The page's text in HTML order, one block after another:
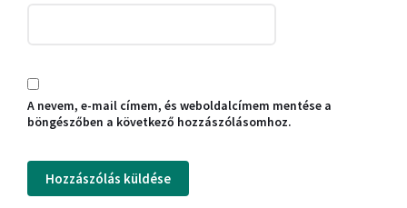
A nevem, e-mail címem, és weboldalcímem mentése a
böngészőben a következő hozzászólásomhoz.